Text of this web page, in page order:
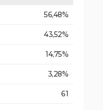
56,48%
43,52%
14,75%
3,28%
61